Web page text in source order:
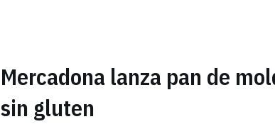
Mercadona lanza pan de
sin gluten